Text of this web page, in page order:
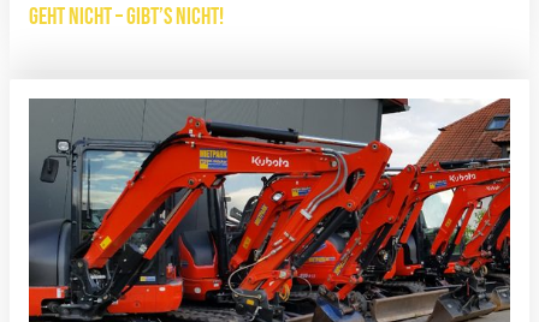
Geht nicht – gibt’s nicht!